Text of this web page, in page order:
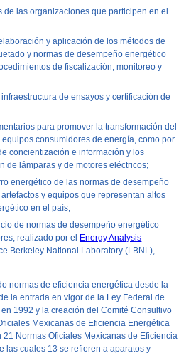
de las organizaciones que participen en el
y aplicación de los métodos de
y normas de desempeño energético
de fiscalización, monitoreo y
de ensayos y certificación de
para promover la transformación del
consumidores de energía, como por
concientización e información y los
de lámparas y de motores eléctricos;
energético de las normas de desempeño
y equipos que representan altos
en el país;
de normas de desempeño energético
realizado por el
Energy Analysis
Berkeley National Laboratory (LBNL),
normas de eficiencia energética desde la
la entrada en vigor de la Ley Federal de
1992 y la creación del Comité Consultivo
Mexicanas de Eficiencia Energética
Normas Oficiales Mexicanas de Eficiencia
las cuales 13 se refieren a aparatos y